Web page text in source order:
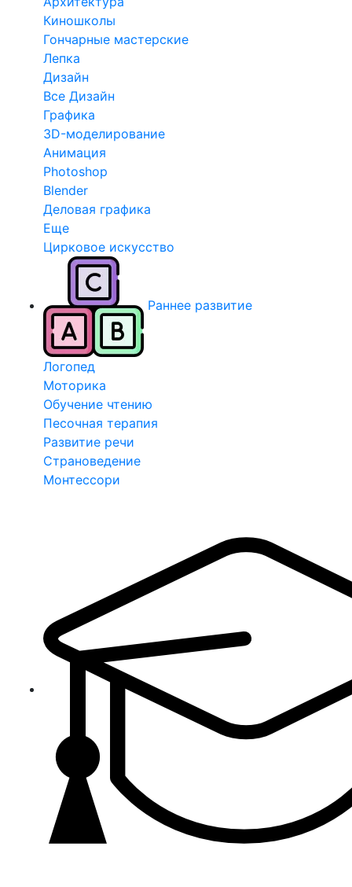
Киношколы
Гончарные мастерские
Лепка
Дизайн
Все Дизайн
Графика
3D-моделирование
Анимация
Photoshop
Blender
Деловая графика
Еще
Цирковое искусство
Раннее развитие
Логопед
Моторика
Обучение чтению
Песочная терапия
Развитие речи
Страноведение
Монтессори